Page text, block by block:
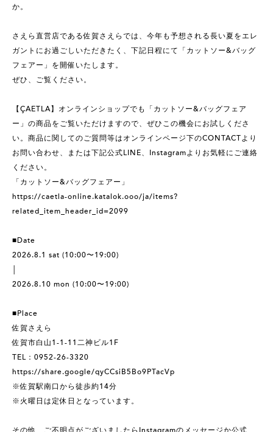
か。
さえら直営店である佐賀さえらでは、今年も予想される長い夏をエレ
ガントにお過ごしいただきたく、下記日程にて「カットソー&バッグ
フェアー」を開催いたします。
ぜひ、ご覧ください。
【ÇAETLA】オンラインショップでも「カットソー&バッグフェア
ー」の商品をご覧いただけますので、ぜひこの機会にお試しくださ
い。商品に関してのご質問等はオンラインページ下のCONTACTより
お問い合わせ、または下記公式LINE、Instagramよりお気軽にご連絡
ください。
「カットソー&バッグフェアー」
https://caetla-online.katalok.ooo/ja/items?
related_item_header_id=2099
■Date
2026.8.1 sat (10:00〜19:00)
2026.8.10 mon (10:00〜19:00)
■Place
佐賀さえら
佐賀市白山1-1-11二神ビル1F
TEL：0952-26-3320
https://share.google/qyCCsiB5Bo9PTacVp
※佐賀駅南口から徒歩約14分
※火曜日は定休日となっています。
その他、ご不明点がございましたらInstagramのメッセージか公式